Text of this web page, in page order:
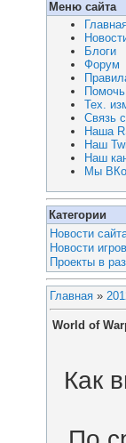
Меню сайта
Блоги
Форум
Тех.
Связь
Наша
Наш
Наш
Мы
Категории
Новости
Новости
Проекты в
Главная »
World of
Как